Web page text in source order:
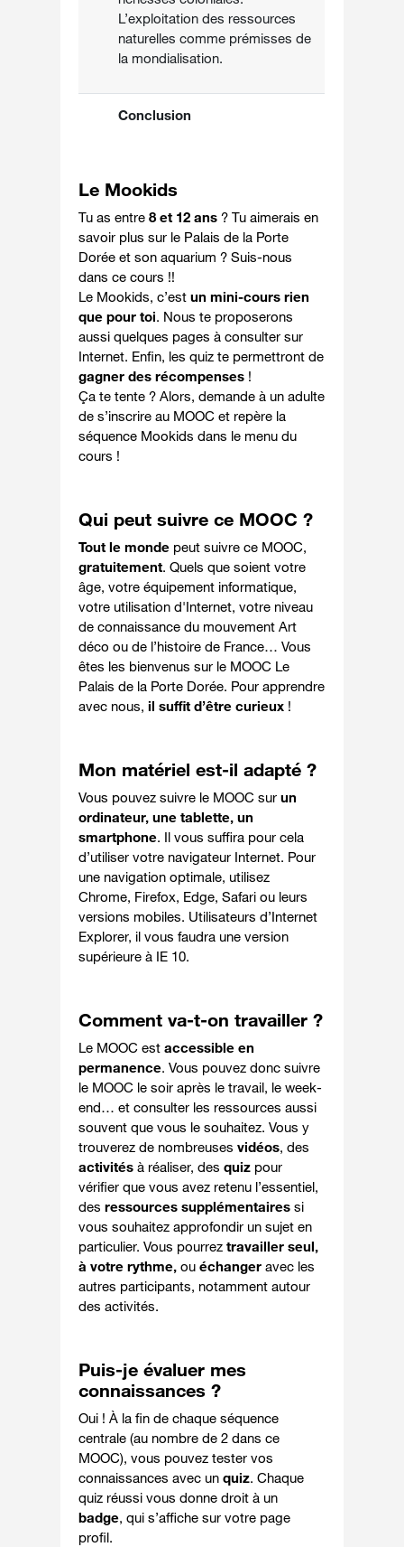
L’exploitation des ressources
naturelles comme prémisses de
la mondialisation.
Conclusion
Le Mookids
Tu as entre8 et 12 ans ? Tu aimerais en
savoir plus sur le Palais de la Porte
Dorée et son aquarium ? Suis-nous
dans ce cours !!
Le Mookids, c’estun mini-cours rien
que pour toi. Nous te proposerons
aussi quelques pages à consulter sur
Internet. Enfin, les quiz te permettront de
gagner des récompenses !
Ça te tente ? Alors, demande à un adulte
de s’inscrire au MOOC et repère la
séquence Mookids dans le menu du
cours !
Qui peut suivre ce MOOC ?
Tout le monde peut suivre ce MOOC,
gratuitement. Quels que soient votre
âge, votre équipement informatique,
votre utilisation d'Internet, votre niveau
de connaissance du mouvement Art
déco ou de l’histoire de France… Vous
êtes les bienvenus sur le MOOC Le
Palais de la Porte Dorée. Pour apprendre
avec nous,il suffit d’être curieux !
Mon matériel est-il adapté ?
Vous pouvez suivre le MOOC surun
ordinateur, une tablette, un
smartphone. Il vous suffira pour cela
d’utiliser votre navigateur Internet. Pour
une navigation optimale, utilisez
Chrome, Firefox, Edge, Safari ou leurs
versions mobiles. Utilisateurs d’Internet
Explorer, il vous faudra une version
supérieure à IE 10.
Comment va-t-on travailler ?
Le MOOC estaccessible en
permanence. Vous pouvez donc suivre
le MOOC le soir après le travail, le week-
end… et consulter les ressources aussi
souvent que vous le souhaitez. Vous y
trouverez de nombreusesvidéos, des
activités à réaliser, desquiz pour
vérifier que vous avez retenu l’essentiel,
desressources supplémentaires si
vous souhaitez approfondir un sujet en
particulier. Vous pourreztravailler seul,
à votre rythme,ouéchangeravec les
autres participants, notamment autour
des activités.
Puis-je évaluer mes
connaissances ?
Oui !À la fin de chaque séquence
centrale (au nombre de 2 dans ce
MOOC), vous pouvez tester vos
connaissances avec unquiz. Chaque
quiz réussi vous donne droit à un
badge, qui s’affiche sur votre page
profil.